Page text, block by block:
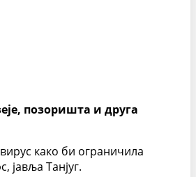
позоришта и друга
како би ограничила
Танјуг.